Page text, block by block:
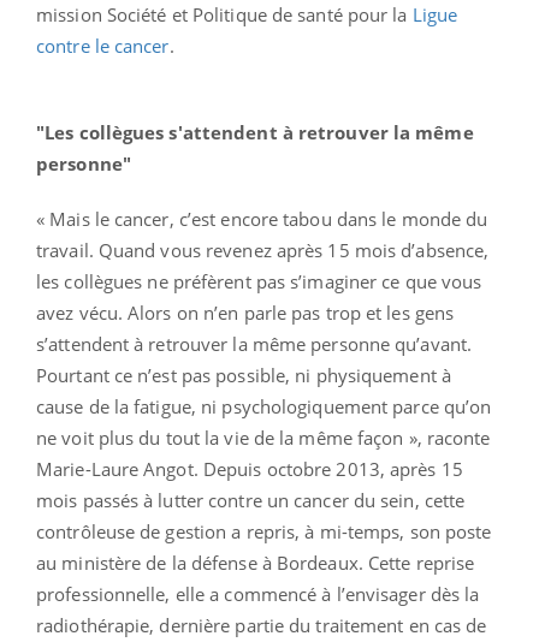
mission Société et Politique de santé pour la Ligue
contre le cancer.
"Les collègues s'attendent à retrouver la même
personne"
« Mais le cancer, c’est encore tabou dans le monde du
travail. Quand vous revenez après 15 mois d’absence,
les collègues ne préfèrent pas s’imaginer ce que vous
avez vécu. Alors on n’en parle pas trop et les gens
s’attendent à retrouver la même personne qu’avant.
Pourtant ce n’est pas possible, ni physiquement à
cause de la fatigue, ni psychologiquement parce qu’on
ne voit plus du tout la vie de la même façon », raconte
Marie-Laure Angot. Depuis octobre 2013, après 15
mois passés à lutter contre un cancer du sein, cette
contrôleuse de gestion a repris, à mi-temps, son poste
au ministère de la défense à Bordeaux. Cette reprise
professionnelle, elle a commencé à l’envisager dès la
radiothérapie, dernière partie du traitement en cas de